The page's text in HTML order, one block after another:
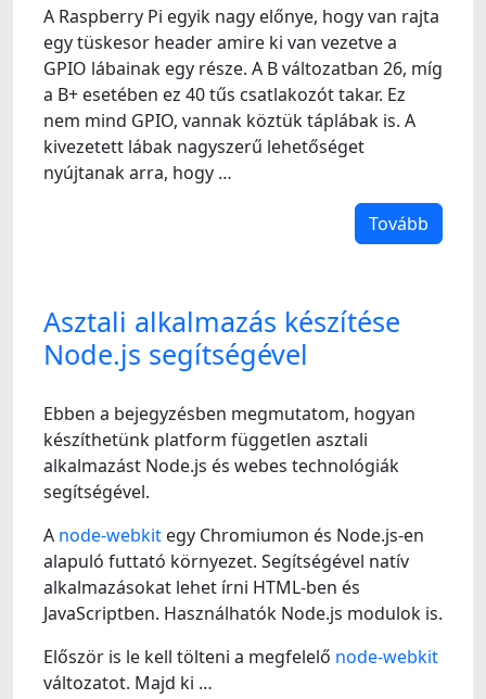
A Raspberry Pi egyik nagy előnye, hogy van rajta
egy tüskesor header amire ki van vezetve a
GPIO lábainak egy része. A B változatban 26, míg
a B+ esetében ez 40 tűs csatlakozót takar. Ez
nem mind GPIO, vannak köztük táplábak is. A
kivezetett lábak nagyszerű lehetőséget
nyújtanak arra, hogy …
Tovább
Asztali alkalmazás készítése
Node.js segítségével
Ebben a bejegyzésben megmutatom, hogyan
készíthetünk platform független asztali
alkalmazást Node.js és webes technológiák
segítségével.
A node-webkit egy Chromiumon és Node.js-en
alapuló futtató környezet. Segítségével natív
alkalmazásokat lehet írni HTML-ben és
JavaScriptben. Használhatók Node.js modulok is.
Először is le kell tölteni a megfelelő node-webkit
változatot. Majd ki …